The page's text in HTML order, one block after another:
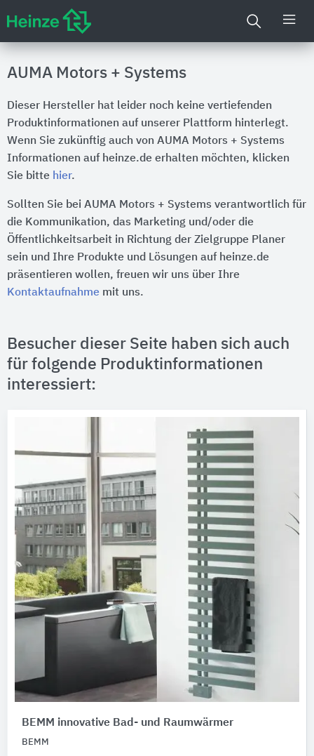
AUMA Motors + Systems
Dieser Hersteller hat leider noch keine vertiefenden
Produktinformationen auf unserer Plattform hinterlegt.
Wenn Sie zukünftig auch von AUMA Motors + Systems
Informationen auf heinze.de erhalten möchten, klicken
Sie bitte hier.
Sollten Sie bei AUMA Motors + Systems verantwortlich für
die Kommunikation, das Marketing und/oder die
Öffentlichkeitsarbeit in Richtung der Zielgruppe Planer
sein und Ihre Produkte und Lösungen auf heinze.de
präsentieren wollen, freuen wir uns über Ihre
Kontaktaufnahme mit uns.
Besucher dieser Seite haben sich auch
für folgende Produktinformationen
interessiert:
BEMM innovative Bad- und Raumwärmer
BEMM